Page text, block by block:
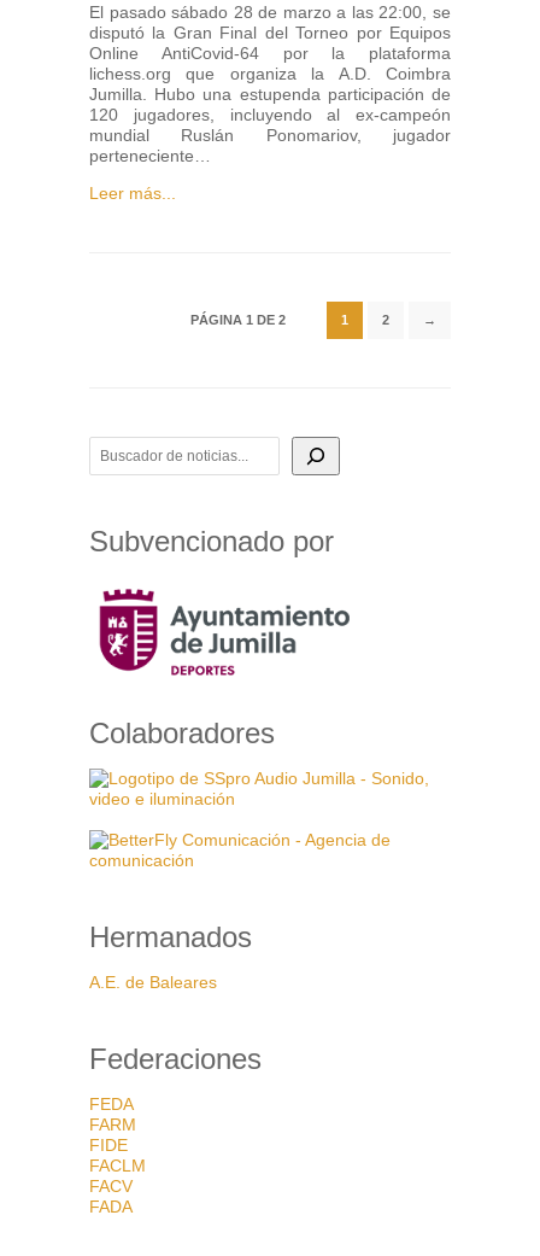
El pasado sábado 28 de marzo a las 22:00, se
disputó la Gran Final del Torneo por Equipos
Online AntiCovid-64 por la plataforma
lichess.org que organiza la A.D. Coimbra
Jumilla. Hubo una estupenda participación de
120 jugadores, incluyendo al ex-campeón
mundial Ruslán Ponomariov, jugador
perteneciente…
Leer más...
PÁGINA 1 DE 2 1 2 →
BUSCADOR DE NOTICIAS
Subvencionado por
Colaboradores
Hermanados
A.E. de Baleares
Federaciones
FEDA
FARM
FIDE
FACLM
FACV
FADA